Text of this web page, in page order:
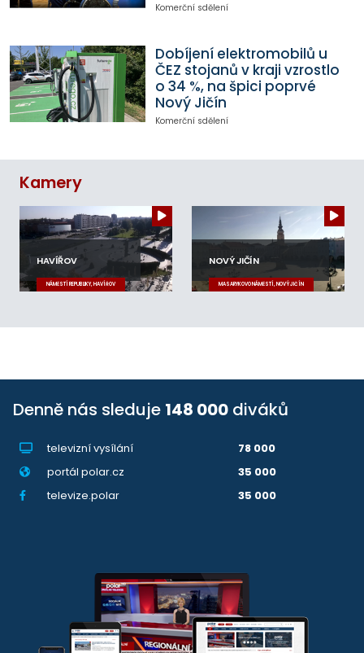
Komerční sdělení
Dobíjení elektromobilů u
ČEZ stojanů v kraji vzrostlo
o 34 %, na špici poprvé
Nový Jičín
Komerční sdělení
Kamery
HAVÍŘOV
NÁMĚSTÍ REPUBLIKY, HAVÍŘOV
NOVÝ JIČÍN
MASARYKOVO NÁMĚSTÍ, NOVÝ JIČÍN
Denně nás sleduje 148 000 diváků
televizní vysílání
78 000
portál polar.cz
35 000
televize.polar
35 000